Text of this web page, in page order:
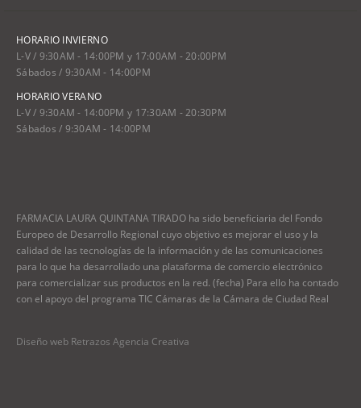
HORARIO INVIERNO
L-V / 9:30AM - 14:00PM y 17:00AM - 20:00PM
Sábados / 9:30AM - 14:00PM
HORARIO VERANO
L-V / 9:30AM - 14:00PM y 17:30AM - 20:30PM
Sábados / 9:30AM - 14:00PM
FARMACIA LAURA QUINTANA TIRADO ha sido beneficiaria del Fondo
Europeo de Desarrollo Regional cuyo objetivo es mejorar el uso y la
calidad de las tecnologías de la información y de las comunicaciones
para lo que ha desarrollado una plataforma de comercio electrónico
para comercializar sus productos en la red. (fecha) Para ello ha contado
con el apoyo del programa TIC Cámaras de la Cámara de Ciudad Real
Diseño web Retrazos Agencia Creativa